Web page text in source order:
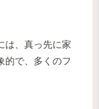
は、真っ先に家
的で、多くのフ